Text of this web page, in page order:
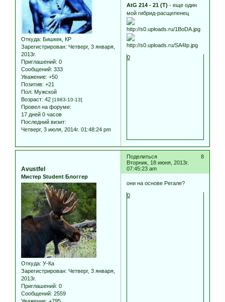
Откуда: Бишкек, КР
Зарегистрирован: Четверг, 3 января,
2013г.
Приглашений: 0
Сообщений: 333
Уважение: +50
Позитив: +21
Пол: Мужской
Возраст: 42 [1983-10-13]
Провел на форуме:
17 дней 0 часов
Последний визит:
Четверг, 3 июля, 2014г. 01:48:24 pm
AtG 214 - 21 (T) - еще один
мой гибрид-расщепенец
0
Поделиться
8
Вторник, 18 июня, 2013г.
07:45:23 am
Avustfel
Мистер Student Блоггер
Откуда: У-Ка
Зарегистрирован: Четверг, 3 января,
2013г.
Приглашений: 0
Сообщений: 2559
они на основе Регале?
0